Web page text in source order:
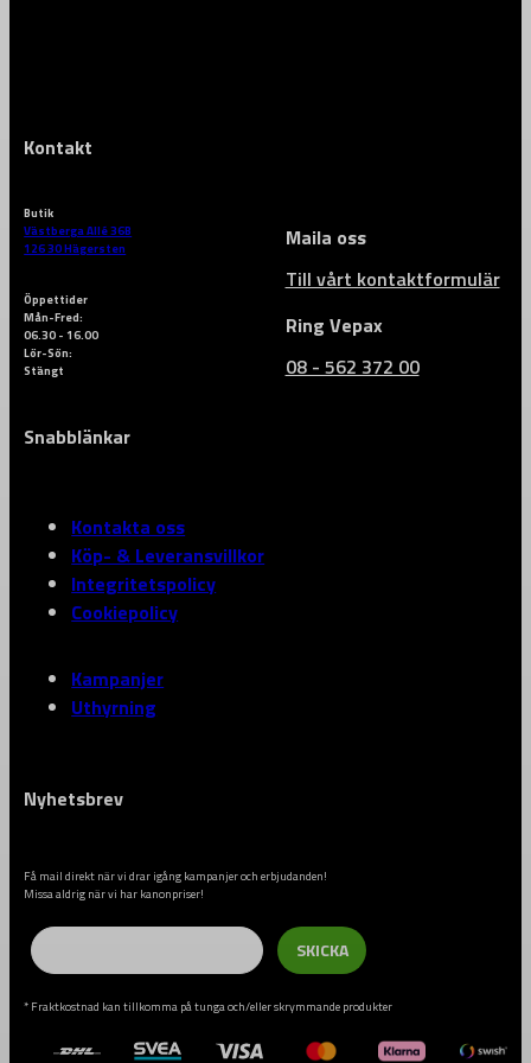
Kontakt
Butik
Västberga Allé 36B
126 30 Hägersten
Maila oss
Till vårt kontaktformulär
Öppettider
Mån-Fred:
06.30 - 16.00
Lör-Sön:
Stängt
Ring Vepax
08 - 562 372 00
Snabblänkar
Kontakta oss
Köp- & Leveransvillkor
Integritetspolicy
Cookiepolicy
Kampanjer
Uthyrning
Nyhetsbrev
Få mail direkt när vi drar igång kampanjer och erbjudanden!
Missa aldrig när vi har kanonpriser!
Email
SKICKA
* Fraktkostnad kan tillkomma på tunga och/eller skrymmande produkter